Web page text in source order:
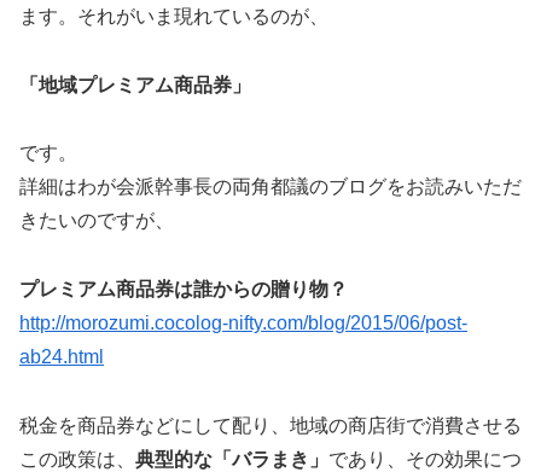
ます。それがいま現れているのが、
「地域プレミアム商品券」
です。
詳細はわが会派幹事長の両角都議のブログをお読みいただ
きたいのですが、
プレミアム商品券は誰からの贈り物？
http://morozumi.cocolog-nifty.com/blog/2015/06/post-
ab24.html
税金を商品券などにして配り、地域の商店街で消費させる
この政策は、 典型的な「バラまき」 であり、その効果につ